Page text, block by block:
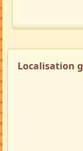
Localisation